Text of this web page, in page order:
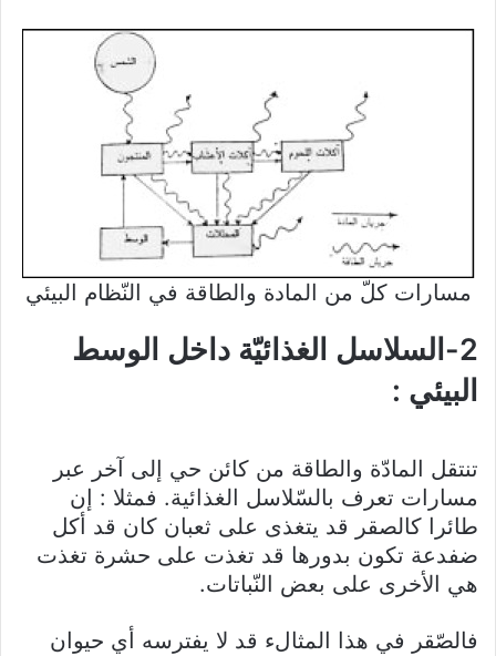
مسارات كلّ من المادة والطاقة في النّظام البيئي
2-السلاسل الغذائيّة داخل الوسط
البيئي :
تنتقل المادّة والطاقة من كائن حي إلى آخر عبر
مسارات تعرف بالسّلاسل الغذائية. فمثلا : إن
طائرا كالصقر قد يتغذى على ثعبان كان قد أكل
ضفدعة تكون بدورها قد تغذت على حشرة تغذت
هي الأخرى على بعض النّباتات.
فالصّقر في هذا المثالء قد لا يفترسه أي حيوان